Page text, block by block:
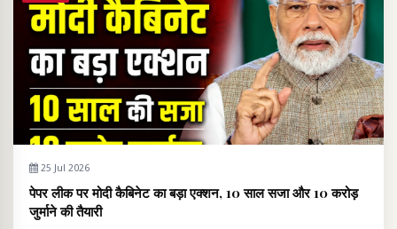
25 Jul 2026
पेपर लीक पर मोदी कैबिनेट का बड़ा एक्शन, 10 साल सजा और 10 करोड़
जुर्माने की तैयारी